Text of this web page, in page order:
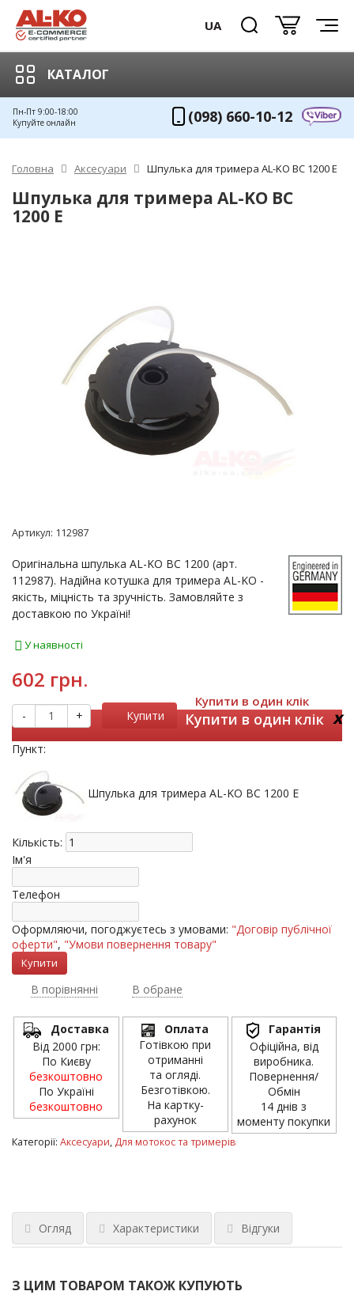
UA
КАТАЛОГ
Пн-Пт 9:00-18:00
Купуйте онлайн
(098) 660-10-12
Головна Аксесуари Шпулька для тримера AL-KO BC 1200 E
Шпулька для тримера AL-KO BC
1200 E
Артикул: 112987
Оригінальна шпулька AL-KO BC 1200 (арт.
112987). Надійна котушка для тримера AL-KO -
якість, міцність та зручність. Замовляйте з
доставкою по Україні!
У наявності
602 грн.
- + Купити
Купити в один клік
Купити в один клік x
Пункт:
Шпулька для тримера AL-KO BC 1200 E
Кількість:
Ім'я
Телефон
Оформляючи, погоджуєтесь з умовами: "Договір публічної
оферти", "Умови повернення товару"
В порівнянні В обране
Доставка
Від 2000 грн:
По Києву
безкоштовно
По Україні
безкоштовно
Оплата
Готівкою при
отриманні
та огляді.
Безготівкою.
На картку-
рахунок
Гарантія
Офіційна, від
виробника.
Повернення/
Обмін
14 днів з
моменту покупки
Категорії: Аксесуари, Для мотокос та тримерів
Огляд Характеристики Відгуки
З ЦИМ ТОВАРОМ ТАКОЖ КУПУЮТЬ